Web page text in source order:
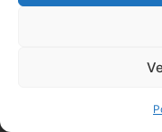
Vamos